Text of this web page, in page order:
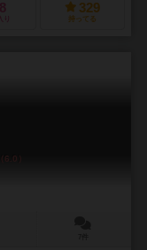
り
329
持ってる
6.0